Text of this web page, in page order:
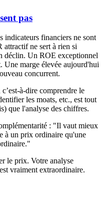
pas
indicateurs financiers ne sont
ne sert à rien si
déclin. Un ROE exceptionnel
Une marge élevée aujourd'hui
concurrent.
à-dire comprendre le
les moats, etc., est tout
que l'analyse des chiffres.
: "Il vaut mieux
à un prix ordinaire qu'une
le prix. Votre analyse
vraiment extraordinaire.